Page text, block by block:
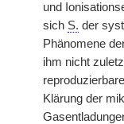
und
sich S. der
Phänomene
ihm nicht
Klärung der